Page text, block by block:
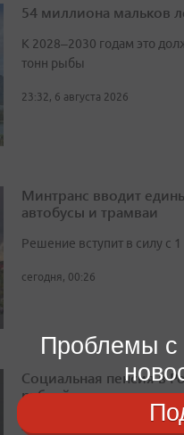
54 миллиона мальков
К 2028–2030 годам это
тонн рыбы
23:32, 6 августа 2026
Минтранс вводит
автобусы и трамваи
Решение вступит в силу с 1
сегодня, 00:26
Социальная пенсия в
рублей
За год выплата
Проблемы с